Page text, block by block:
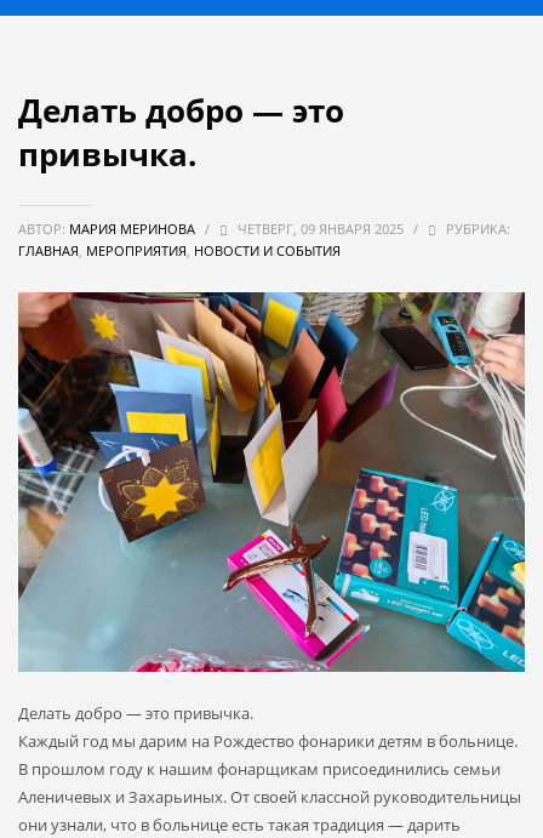
Делать добро — это
привычка.
АВТОР: МАРИЯ МЕРИНОВА / ЧЕТВЕРГ, 09 ЯНВАРЯ 2025 /
РУБРИКА:
ГЛАВНАЯ МЕРОПРИЯТИЯ НОВОСТИ И СОБЫТИЯ
Делать добро — это привычка.
Каждый год мы дарим на Рождество фонарики детям в больнице.
В прошлом году к нашим фонарщикам присоединились семьи
Аленичевых и Захарьиных. От своей классной руководительницы
они узнали, что в больнице есть такая традиция — дарить